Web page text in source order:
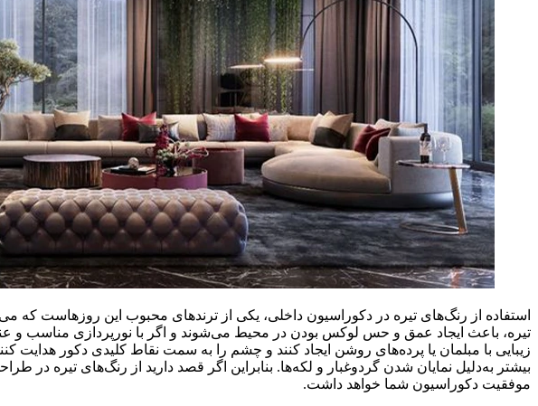
استفاده از رنگ‌های تیره در دکوراسیون داخلی، یکی از ترندهای محبوب این روزهاست
تیره، باعث ایجاد عمق و حس لوکس بودن در محیط می‌شوند و اگر با نورپردازی مناسب و
زیبایی با مبلمان یا پرده‌های روشن ایجاد کنند و چشم را به سمت نقاط کلیدی دکور هدایت
بیشتر به‌دلیل نمایان شدن گردوغبار و لکه‌ها. بنابراین اگر قصد دارید از رنگ‌های تیره در
موفقیت دکوراسیون شما خواهد داشت.